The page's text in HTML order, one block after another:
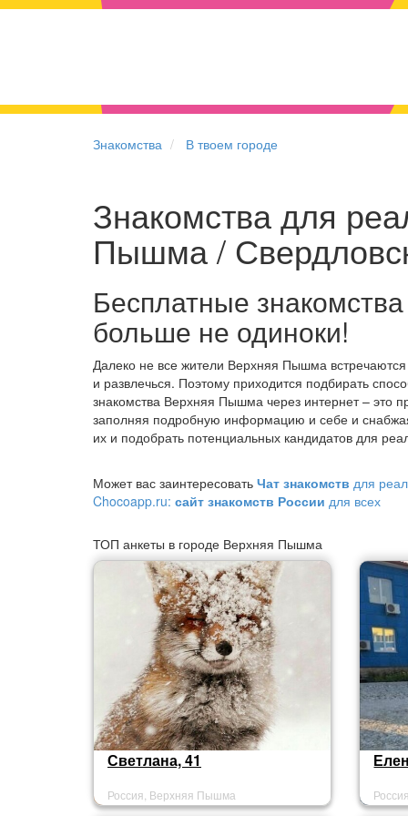
Знакомства В твоем городе
Знакомства для
Пышма /
Бесплатные
больше не одиноки!
Далеко не все жители Верхняя Пышма
и развлечься. Поэтому приходится подбирать
знакомства Верхняя Пышма через интернет –
заполняя подробную информацию и себе и
их и подобрать потенциальных кандидатов для
Может вас заинтересовать Чат знакомств для
Chocoapp.ru: сайт знакомств России для всех
ТОП анкеты в городе Верхняя Пышма
Светлана, 41
Россия, Верхняя Пышма